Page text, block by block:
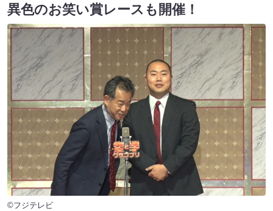
異色のお笑い賞レースも開催！
©フジテレビ